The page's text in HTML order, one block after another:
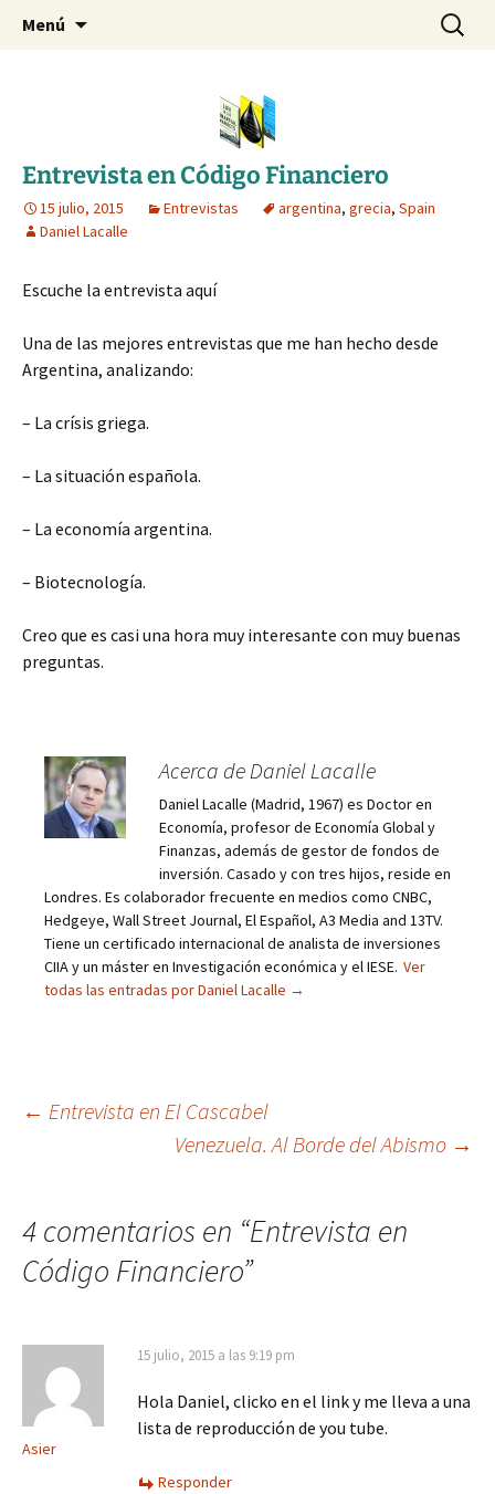
dlacalle.com
Blog de Daniel Lacalle
Menú Buscar:
Entrevista en Código Financiero
15 julio, 2015 Entrevistas argentina, grecia, Spain
Daniel Lacalle
Escuche la entrevista aquí
Una de las mejores entrevistas que me han hecho desde
Argentina, analizando:
– La crísis griega.
– La situación española.
– La economía argentina.
– Biotecnología.
Creo que es casi una hora muy interesante con muy buenas
preguntas.
Acerca de Daniel Lacalle
Daniel Lacalle (Madrid, 1967) es Doctor en
Economía, profesor de Economía Global y
Finanzas, además de gestor de fondos de
inversión. Casado y con tres hijos, reside en
Londres. Es colaborador frecuente en medios como CNBC,
Hedgeye, Wall Street Journal, El Español, A3 Media and 13TV.
Tiene un certificado internacional de analista de inversiones
CIIA y un máster en Investigación económica y el IESE. Ver
todas las entradas por Daniel Lacalle →
Navegación
← Entrevista en El Cascabel
Venezuela. Al Borde del Abismo →
4 comentarios en “Entrevista en
Código Financiero”
Asier
15 julio, 2015 a las 9:19 pm
Hola Daniel, clicko en el link y me lleva a una
lista de reproducción de you tube.
Responder